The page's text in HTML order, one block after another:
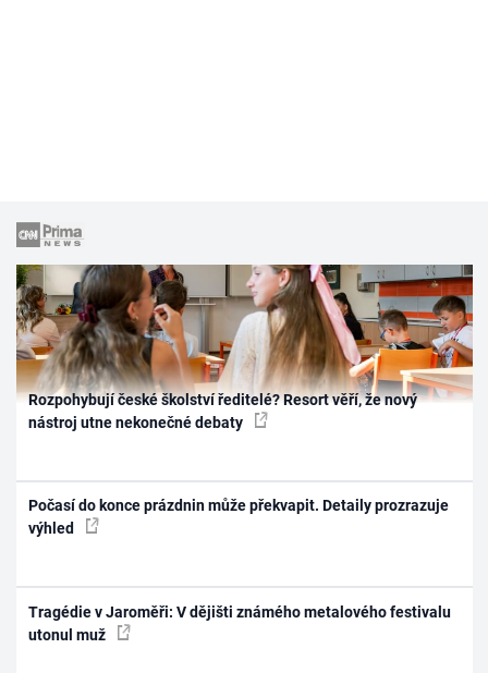
Rozpohybují české školství ředitelé? Resort věří, že nový
nástroj utne nekonečné debaty
Počasí do konce prázdnin může překvapit. Detaily prozrazuje
výhled
Tragédie v Jaroměři: V dějišti známého metalového festivalu
utonul muž